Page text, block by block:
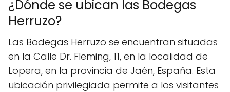
¿Dónde se ubican las Bodegas
Herruzo?
Las Bodegas Herruzo se encuentran situadas
en la Calle Dr. Fleming, 11, en la localidad de
Lopera, en la provincia de Jaén, España. Esta
ubicación privilegiada permite a los visitantes